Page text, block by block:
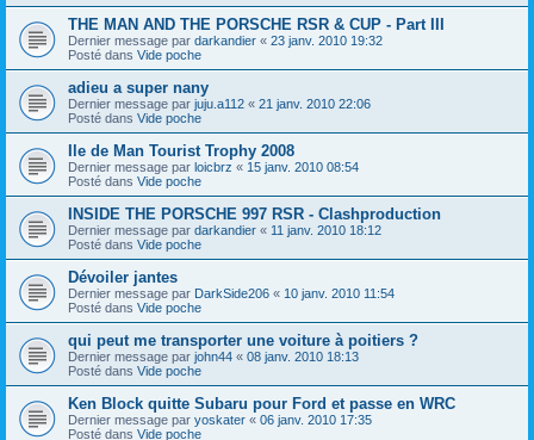
THE MAN AND THE PORSCHE RSR & CUP - Part III
Dernier message par darkandier « 23 janv. 2010 19:32
Posté dans Vide poche
adieu a super nany
Dernier message par juju.a112 « 21 janv. 2010 22:06
Posté dans Vide poche
Ile de Man Tourist Trophy 2008
Dernier message par loicbrz « 15 janv. 2010 08:54
Posté dans Vide poche
INSIDE THE PORSCHE 997 RSR - Clashproduction
Dernier message par darkandier « 11 janv. 2010 18:12
Posté dans Vide poche
Dévoiler jantes
Dernier message par DarkSide206 « 10 janv. 2010 11:54
Posté dans Vide poche
qui peut me transporter une voiture à poitiers ?
Dernier message par john44 « 08 janv. 2010 18:13
Posté dans Vide poche
Ken Block quitte Subaru pour Ford et passe en WRC
Dernier message par yoskater « 06 janv. 2010 17:35
Posté dans Vide poche